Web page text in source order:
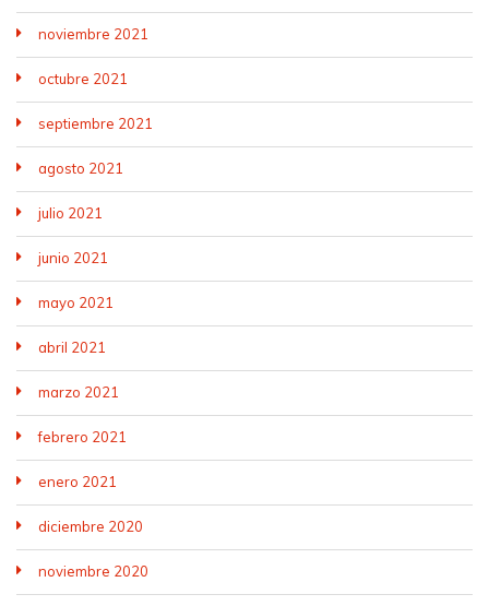
noviembre 2021
octubre 2021
septiembre 2021
agosto 2021
julio 2021
junio 2021
mayo 2021
abril 2021
marzo 2021
febrero 2021
enero 2021
diciembre 2020
noviembre 2020